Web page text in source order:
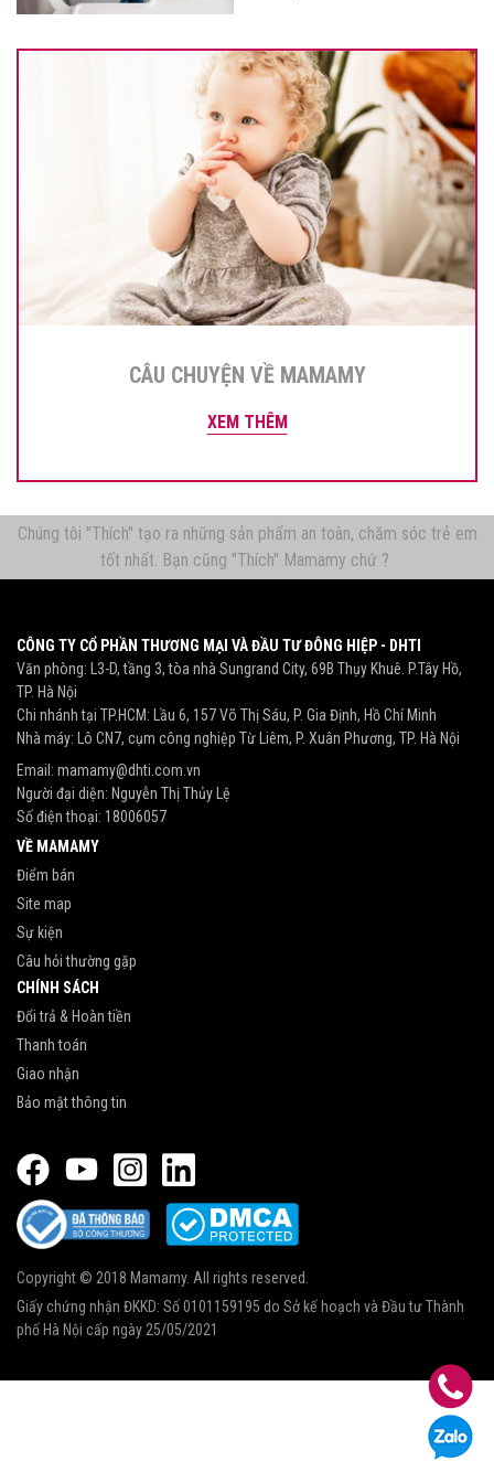
CÂU CHUYỆN VỀ MAMAMY
XEM THÊM
Chúng tôi "Thích" tạo ra những sản phẩm an toàn, chăm sóc trẻ em
tốt nhất. Bạn cũng "Thích" Mamamy chứ ?
CÔNG TY CỔ PHẦN THƯƠNG MẠI VÀ ĐẦU TƯ ĐÔNG HIỆP - DHTI
Văn phòng: L3-D, tầng 3, tòa nhà Sungrand City, 69B Thụy Khuê. P.Tây Hồ,
TP. Hà Nội
Chi nhánh tại TP.HCM: Lầu 6, 157 Võ Thị Sáu, P. Gia Định, Hồ Chí Minh
Nhà máy: Lô CN7, cụm công nghiệp Từ Liêm, P. Xuân Phương, TP. Hà Nội
Email: mamamy@dhti.com.vn
Người đại diện: Nguyễn Thị Thủy Lệ
Số điện thoại: 18006057
VỀ MAMAMY
Điểm bán
Site map
Sự kiện
Câu hỏi thường gặp
CHÍNH SÁCH
Đổi trả & Hoàn tiền
Thanh toán
Giao nhận
Bảo mật thông tin
Copyright © 2018 Mamamy. All rights reserved.
Giấy chứng nhận ĐKKD: Số 0101159195 do Sở kế hoạch và Đầu tư Thành
phố Hà Nội cấp ngày 25/05/2021